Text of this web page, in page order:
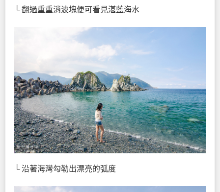
└ 翻過重重消波塊便可看見湛藍海水
└ 沿著海灣勾勒出漂亮的弧度